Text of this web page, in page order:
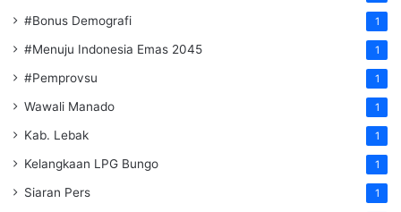
#Bonus Demografi 1
#Menuju Indonesia Emas 2045 1
#Pemprovsu 1
Wawali Manado 1
Kab. Lebak 1
Kelangkaan LPG Bungo 1
Siaran Pers 1